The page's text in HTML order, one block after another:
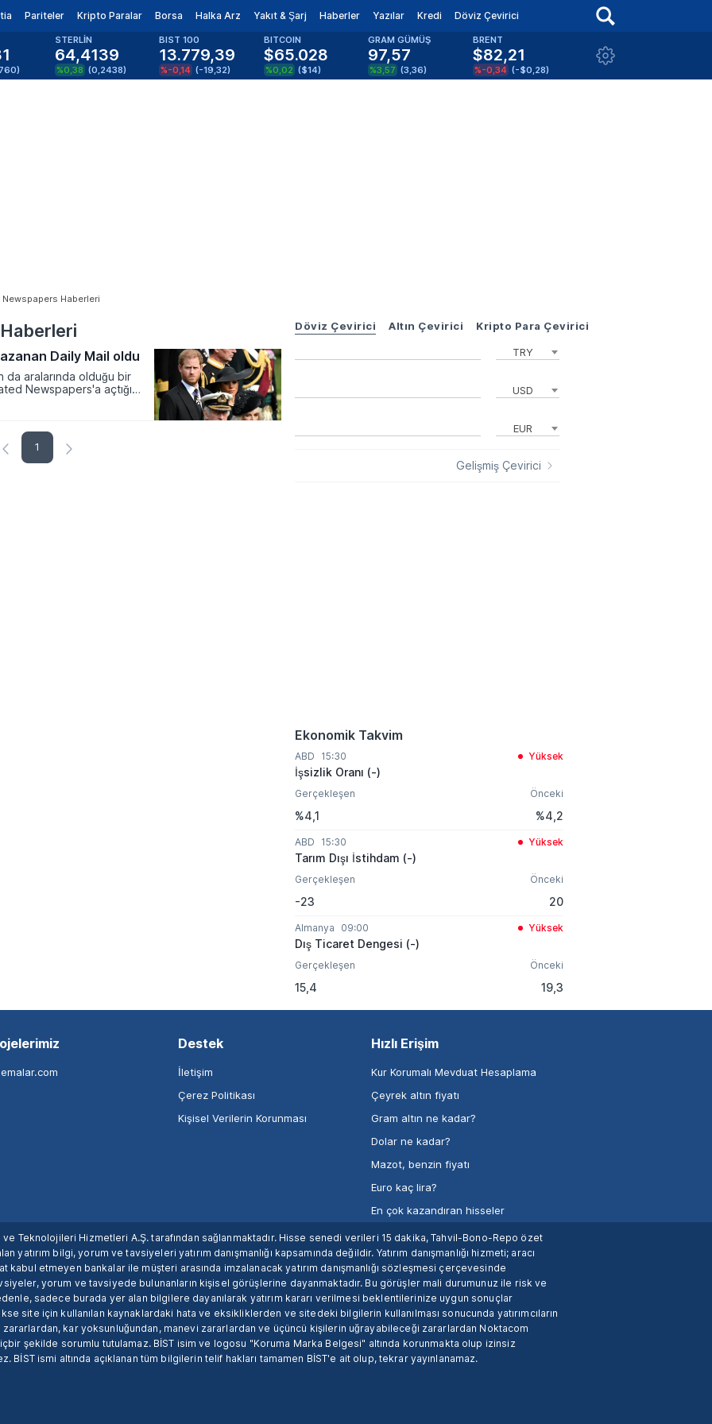
Pariteler Kripto Paralar Borsa Halka Arz Yakıt & Şarj Haberler Yazılar Kredi Döviz Çevirici
)
STERLİN
64,4139
%0,38 (0,2438)
BIST 100
13.779,39
%-0,14 (-19,32)
BITCOIN
$65.028
%0,02 ($14)
GRAM GÜMÜŞ
97,57
%3,57 (3,36)
BRENT
$82,21
%-0,34 (-$0,28)
Haberleri
Daily Mail oldu
da aralarında olduğu bir
Newspapers'a açtığı
1
Döviz Çevirici Altın Çevirici Kripto Para Çevirici
TRY
USD
EUR
Gelişmiş Çevirici
Ekonomik Takvim
ABD 15:30 Yüksek
İşsizlik Oranı (-)
Gerçekleşen
%4,1
Önceki
%4,2
ABD 15:30 Yüksek
Tarım Dışı İstihdam (-)
Gerçekleşen
-23
Önceki
20
Almanya 09:00 Yüksek
Dış Ticaret Dengesi (-)
Gerçekleşen
15,4
Önceki
19,3
Destek
İletişim
Çerez Politikası
Kişisel Verilerin Korunması
Hızlı Erişim
Kur Korumalı Mevduat Hesaplama
Çeyrek altın fiyatı
Gram altın ne kadar?
Dolar ne kadar?
Mazot, benzin fiyatı
Euro kaç lira?
En çok kazandıran hisseler
ve Teknolojileri Hizmetleri A.Ş. tarafından sağlanmaktadır. Hisse senedi verileri 15 dakika, Tahvil-Bono-Repo özet
bilgi, yorum ve tavsiyeleri yatırım danışmanlığı kapsamında değildir. Yatırım danışmanlığı hizmeti; aracı
etmeyen bankalar ile müşteri arasında imzalanacak yatırım danışmanlığı sözleşmesi çerçevesinde
yorum ve tavsiyede bulunanların kişisel görüşlerine dayanmaktadır. Bu görüşler mali durumunuz ile risk ve
sadece burada yer alan bilgilere dayanılarak yatırım kararı verilmesi beklentilerinize uygun sonuçlar
site için kullanılan kaynaklardaki hata ve eksikliklerden ve sitedeki bilgilerin kullanılması sonucunda yatırımcıların
kar yoksunluğundan, manevi zararlardan ve üçüncü kişilerin uğrayabileceği zararlardan Noktacom
şekilde sorumlu tutulamaz. BİST isim ve logosu "Koruma Marka Belgesi" altında korunmakta olup izinsiz
BİST ismi altında açıklanan tüm bilgilerin telif hakları tamamen BİST'e ait olup, tekrar yayınlanamaz.